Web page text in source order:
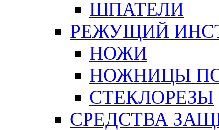
ШПАТЕЛИ
РЕЖУЩИЙ
НОЖИ
НОЖНИЦЫ
СТЕКЛОРЕЗЫ
СРЕДСТВА